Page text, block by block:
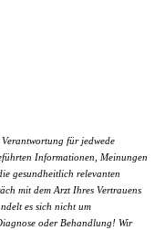
für jedwede
Informationen, Meinungen
gesundheitlich relevanten
mit dem Arzt Ihres Vertrauens
es sich nicht um
oder Behandlung! Wir